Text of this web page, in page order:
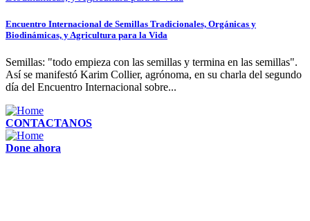
Encuentro Internacional de Semillas Tradicionales, Orgánicas y
Biodinámicas, y Agricultura para la Vida
Semillas: "todo empieza con las semillas y termina en las semillas".
Así se manifestó Karim Collier, agrónoma, en su charla del segundo
día del Encuentro Internacional sobre...
CONTACTANOS
Done ahora